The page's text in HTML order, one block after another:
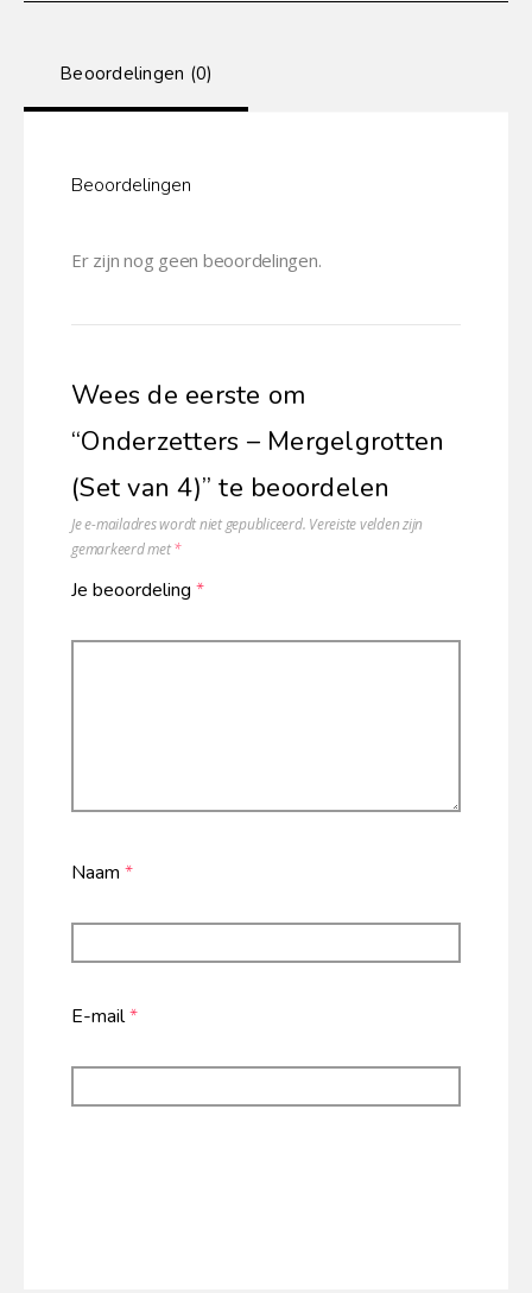
Beoordelingen (0)
Beoordelingen
Er zijn nog geen beoordelingen.
Wees de eerste om
“Onderzetters – Mergelgrotten
(Set van 4)” te beoordelen
Je e-mailadres wordt niet gepubliceerd. Vereiste velden zijn
gemarkeerd met*
Je beoordeling *
Naam *
E-mail*